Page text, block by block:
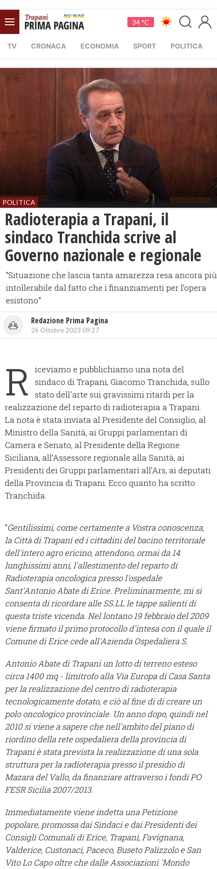
34 °C
TV CRONACA ECONOMIA SPORT POLITICA
POLITICA
Radioterapia a Trapani, il
sindaco Tranchida scrive al
Governo nazionale e regionale
“Situazione che lascia tanta amarezza resa ancora più
intollerabile dal fatto che i finanziamenti per l’opera
esistono”
Redazione Prima Pagina
26 Ottobre 2023 09:27
R
iceviamo e pubblichiamo una nota del
sindaco di Trapani, Giacomo Tranchida, sullo
stato dell'arte sui gravissimi ritardi per la
realizzazione del reparto di radioterapia a Trapani.
La nota è stata inviata al Presidente del Consiglio, al
Ministro della Sanità, ai Gruppi parlamentari di
Camera e Senato, al Presidente della Regione
Siciliana, all’Assessore regionale alla Sanità, ai
Presidenti dei Gruppi parlamentari all’Ars, ai deputati
della Provincia di Trapani. Ecco quanto ha scritto
Tranchida.
“Gentilissimi, come certamente a Vostra conoscenza,
la Città di Trapani ed i cittadini del bacino territoriale
dell'intero agro ericino, attendono, ormai da 14
lunghissimi anni, l'allestimento del reparto di
Radioterapia oncologica presso l'ospedale
Sant'Antonio Abate di Erice. Preliminarmente, mi si
consenta di ricordare alle SS.LL le tappe salienti di
questa triste vicenda. Nel lontano 19 febbraio del 2009
viene firmato il primo protocollo d'intesa con il quale il
Comune di Erice cede all'Azienda Ospedaliera S.
Antonio Abate di Trapani un lotto di terreno esteso
circa 1400 mq - limitrofo alla Via Europa di Casa Santa
per la realizzazione del centro di radioterapia
tecnologicamente dotato, e ciò al fine di di creare un
polo oncologico provinciale. Un anno dopo, quindi nel
2010 si viene a sapere che nell'ambito del piano di
riordino della rete ospedaliera della provincia di
Trapani è stata prevista la realizzazione di una sola
struttura per la radioterapia presso il presidio di
Mazara del Vallo, da finanziare attraverso i fondi PO
FESR Sicilia 2007/2013.
Immediatamente viene indetta una Petizione
popolare, promossa dai Sindaci e dai Presidenti dei
Consigli Comunali di Erice, Trapani, Favignana,
Valderice, Custonaci, Paceco, Buseto Palizzolo e San
Vito Lo Capo oltre che dalle Associazioni 'Mondo